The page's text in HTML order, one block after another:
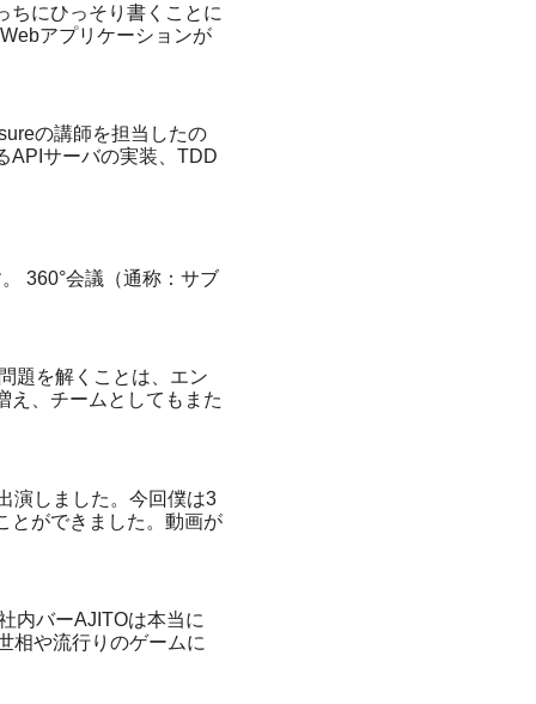
ちにひっそり書くことに
アプリケーションが
の講師を担当したの
APIサーバの実装、TDD
360°会議（通称：サブ
題を解くことは、エン
え、チームとしてもまた
演しました。今回僕は3
とができました。動画が
内バーAJITOは本当に
相や流行りのゲームに